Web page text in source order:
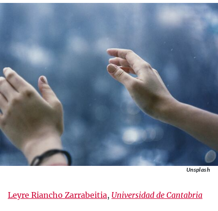
Unsplash
Leyre Riancho Zarrabeitia, Universidad de Cantabria